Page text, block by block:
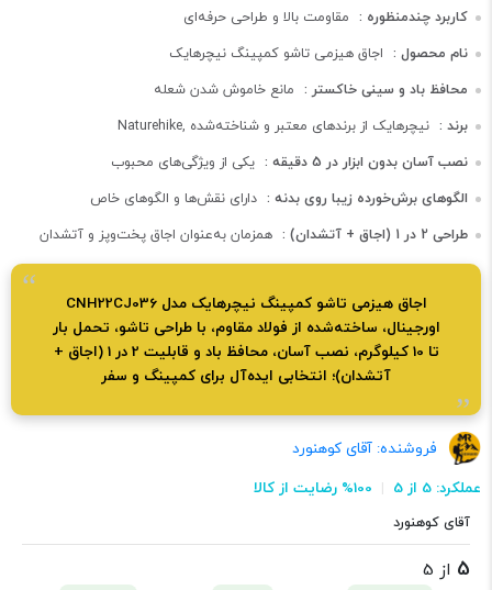
کاربرد چندمنظوره : مقاومت بالا و طراحی حرفه‌ای
نام محصول : اجاق هیزمی تاشو کمپینگ نیچرهایک
محافظ باد و سینی خاکستر : مانع خاموش شدن شعله
برند : Naturehike, نیچرهایک از برندهای معتبر و شناخته‌شده
نصب آسان بدون ابزار در 5 دقیقه :
یکی از ویژگی‌های محبوب
الگوهای برش‌خورده زیبا روی بدنه : دارای نقش‌ها و الگوهای خاص
طراحی 2 در 1 (اجاق + آتشدان) :
همزمان به‌عنوان اجاق پخت‌وپز و آتشدان
اجاق هیزمی تاشو کمپینگ نیچرهایک مدل CNH22CJ036
اورجینال، ساخته‌شده از فولاد مقاوم، با طراحی تاشو، تحمل بار
تا 10 کیلوگرم، نصب آسان، محافظ باد و قابلیت 2 در 1 (اجاق +
آتشدان)؛ انتخابی ایده‌آل برای کمپینگ و سفر
فروشنده: آقای کوهنورد
عملکرد: 5 از 5
100% رضایت از کالا
آقای کوهنورد
5 از 5